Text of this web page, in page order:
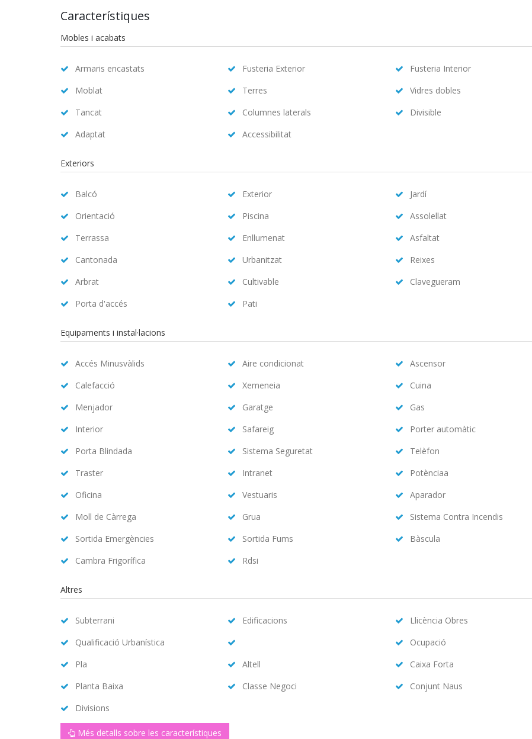
Característiques
Mobles i acabats
Armaris encastats Fusteria Exterior
Fusteria Interior
Moblat
Terres
Vidres dobles
Tancat
Columnes laterals
Divisible
Adaptat
Accessibilitat
Exteriors
Balcó Exterior
Jardí
Orientació
Piscina
Assolellat
Terrassa
Enllumenat
Asfaltat
Cantonada
Urbanitzat
Reixes
Arbrat
Cultivable
Clavegueram
Porta d'accés
Pati
Equipaments i instal·lacions
Accés Minusvàlids Aire condicionat
Ascensor
Calefacció
Xemeneia
Cuina
Menjador
Garatge
Gas
Interior
Safareig
Porter automàtic
Porta Blindada
Sistema Seguretat
Telèfon
Traster
Intranet
Potènciaa
Oficina
Vestuaris
Aparador
Moll de Càrrega
Grua
Sistema Contra Incendis
Sortida Emergències
Sortida Fums
Bàscula
Cambra Frigorífica
Rdsi
Altres
Subterrani Edificacions
Llicència Obres
Qualificació Urbanística
Ocupació
Pla
Altell
Caixa Forta
Planta Baixa
Classe Negoci
Conjunt Naus
Divisions
Més detalls sobre les característiques